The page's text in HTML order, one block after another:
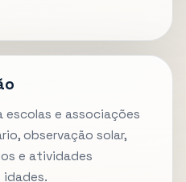
escolas e associações
observação solar,
e atividades